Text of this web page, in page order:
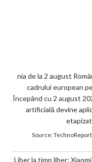
nia de la 2 august
cadrului european
Începând cu 2 august
artificială devine
Source:
Liber la timp liber: